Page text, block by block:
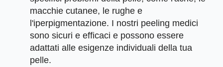
macchie cutanee, le rughe e
l'iperpigmentazione. I nostri peeling medici
sono sicuri e efficaci e possono essere
adattati alle esigenze individuali della tua
pelle.